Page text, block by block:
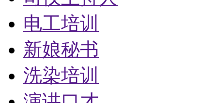
电工培训
新娘秘书
洗染培训